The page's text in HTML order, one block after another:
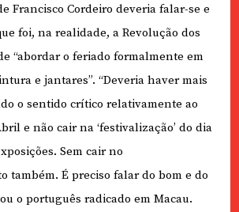
Francisco Cordeiro deveria falar-se e
foi, na realidade, a Revolução dos
“abordar o feriado formalmente em
e jantares”. “Deveria haver mais
o sentido crítico relativamente ao
e não cair na ‘festivalização’ do dia
Sem cair no
também. É preciso falar do bom e do
o português radicado em Macau.